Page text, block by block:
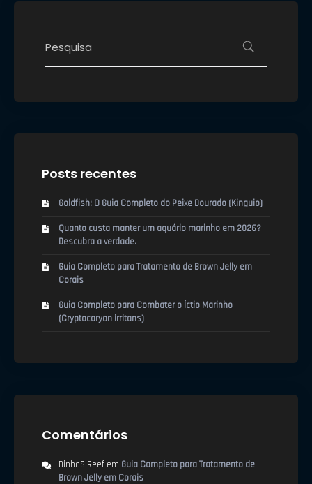
Posts recentes
Goldfish: O Guia Completo do Peixe Dourado (Kinguio)
Quanto custa manter um aquário marinho em 2026?
Descubra a verdade.
Guia Completo para Tratamento de Brown Jelly em
Corais
Guia Completo para Combater o Íctio Marinho
(Cryptocaryon irritans)
Comentários
DinhoS Reef em Guia Completo para Tratamento de
Brown Jelly em Corais